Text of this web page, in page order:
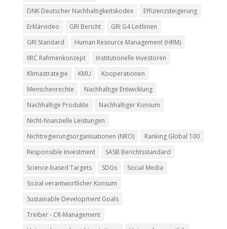
DNK Deutscher Nachhaltigkeitskodex
Effizienzsteigerung
Erklärvideo
GRI Bericht
GRI G4 Leitlinien
GRI Standard
Human Resource Management (HRM)
IIRC Rahmenkonzept
Institutionelle Investoren
Klimastrategie
KMU
Kooperationen
Menschenrechte
Nachhaltige Entwicklung
Nachhaltige Produkte
Nachhaltiger Konsum
Nicht-finanzielle Leistungen
Nichtregierungsorganisationen (NRO)
Ranking Global 100
Responsible Investment
SASB Berichtsstandard
Science-based Targets
SDGs
Social Media
Sozial verantwortlicher Konsum
Sustainable Development Goals
Treiber - CR-Management